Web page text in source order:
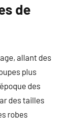
de
allant des
plus
des
des tailles
robes